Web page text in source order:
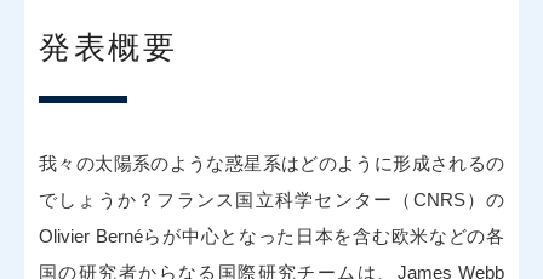
発表概要
我々の太陽系のような惑星系はどのように形成されるの
でしょうか？フランス国立科学センター（CNRS）の
Olivier Bernéらが中心となった日本を含む欧米などの各
国の研究者からなる国際研究チームは、James Webb